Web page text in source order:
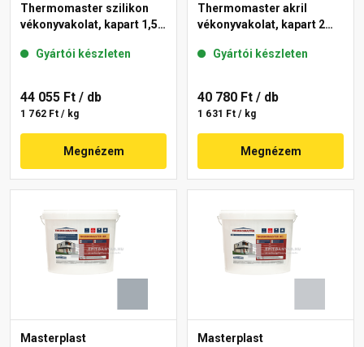
Thermomaster szilikon
vékonyvakolat, kapart 1,5
Gyártói készleten
44 055 Ft / db
1 762 Ft / kg
Megnézem
Thermomaster akril
vékonyvakolat, kapart 2
Gyártói készleten
40 780 Ft / db
1 631 Ft / kg
Megnézem
Masterplast
Masterplast